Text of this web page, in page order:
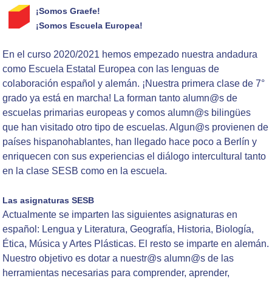
¡Somos Graefe!
¡Somos Escuela Europea!
En el curso 2020/2021 hemos empezado nuestra andadura
como Escuela Estatal Europea con las lenguas de
colaboración español y alemán. ¡Nuestra primera clase de 7°
grado ya está en marcha! La forman tanto alumn@s de
escuelas primarias europeas y comos alumn@s bilingües
que han visitado otro tipo de escuelas. Algun@s provienen de
países hispanohablantes, han llegado hace poco a Berlín y
enriquecen con sus experiencias el diálogo intercultural tanto
en la clase SESB como en la escuela.
Las asignaturas SESB
Actualmente se imparten las siguientes asignaturas en
español: Lengua y Literatura, Geografía, Historia, Biología,
Ética, Música y Artes Plásticas. El resto se imparte en alemán.
Nuestro objetivo es dotar a nuestr@s alumn@s de las
herramientas necesarias para comprender, aprender,